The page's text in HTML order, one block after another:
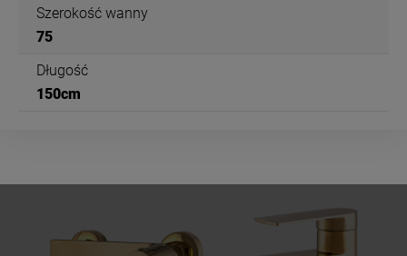
Szerokość wanny
75
Długość
150cm